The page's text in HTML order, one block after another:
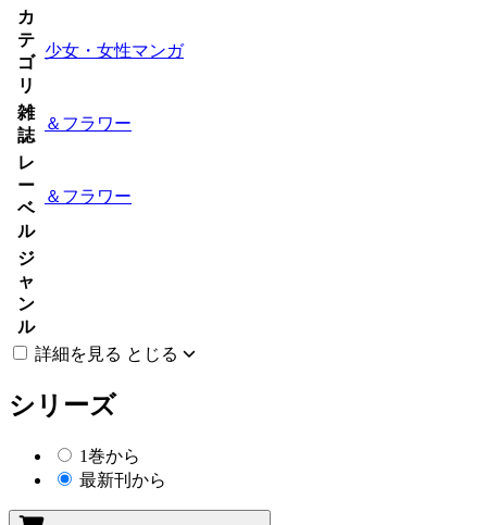
カ
テ
ゴ
リ
少女・女性マンガ
雑
誌
＆フラワー
レ
ー
ベ
ル
＆フラワー
ジ
ャ
ン
ル
詳細を見る とじる
シリーズ
1巻から
最新刊から